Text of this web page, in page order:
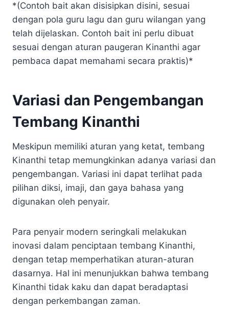
*(Contoh bait akan disisipkan disini, sesuai
dengan pola guru lagu dan guru wilangan yang
telah dijelaskan. Contoh bait ini perlu dibuat
sesuai dengan aturan paugeran Kinanthi agar
pembaca dapat memahami secara praktis)*
Variasi dan Pengembangan
Tembang Kinanthi
Meskipun memiliki aturan yang ketat, tembang
Kinanthi tetap memungkinkan adanya variasi dan
pengembangan. Variasi ini dapat terlihat pada
pilihan diksi, imaji, dan gaya bahasa yang
digunakan oleh penyair.
Para penyair modern seringkali melakukan
inovasi dalam penciptaan tembang Kinanthi,
dengan tetap memperhatikan aturan-aturan
dasarnya. Hal ini menunjukkan bahwa tembang
Kinanthi tidak kaku dan dapat beradaptasi
dengan perkembangan zaman.